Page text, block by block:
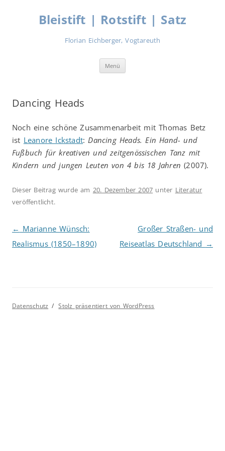
springenBleistift | Rotstift | Satz
Florian Eichberger, Vogtareuth
Menü
Dancing Heads
Noch eine schöne Zusammenarbeit mit Thomas Betz
ist Leanore Ickstadt:Dancing Heads. Ein Hand- und
Fußbuch für kreativen und zeitgenössischen Tanz mit
Kindern und jungen Leuten von 4 bis 18 Jahren (2007).
Dieser Beitrag wurde am 20. Dezember 2007 unter Literatur
veröffentlicht.
Beitragsnavigation
← Marianne Wünsch:
Realismus (1850–1890)
Großer Straßen- und
Reiseatlas Deutschland →
Datenschutz Stolz präsentiert von WordPress